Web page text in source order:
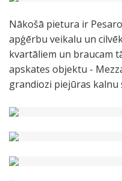
Nākošā pietura ir
apģērbu veikalu un
kvartāliem un braucam
apskates objektu -
grandiozi piejūras kalnu